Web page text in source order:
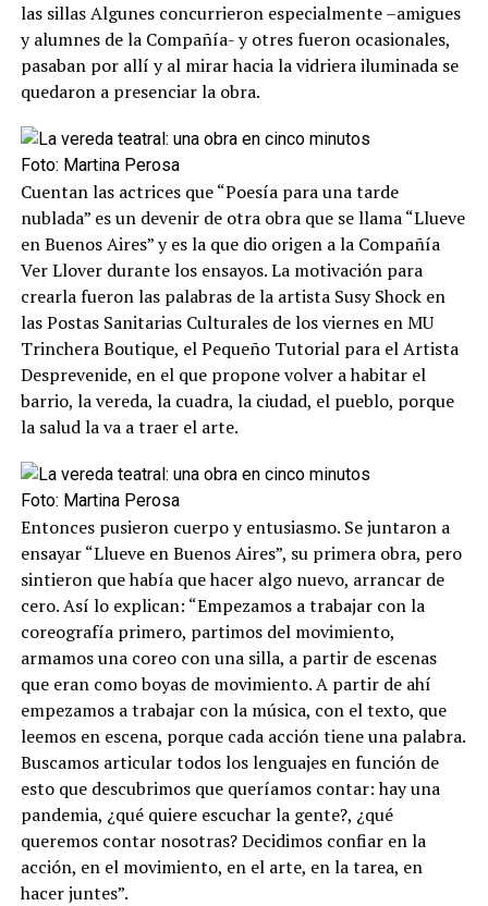
las sillas Algunes concurrieron especialmente –amigues
y alumnes de la Compañía- y otres fueron ocasionales,
pasaban por allí y al mirar hacia la vidriera iluminada se
quedaron a presenciar la obra.
Foto: Martina Perosa
Cuentan las actrices que “Poesía para una tarde
nublada” es un devenir de otra obra que se llama “Llueve
en Buenos Aires” y es la que dio origen a la Compañía
Ver Llover durante los ensayos. La motivación para
crearla fueron las palabras de la artista Susy Shock en
las Postas Sanitarias Culturales de los viernes en MU
Trinchera Boutique, el Pequeño Tutorial para el Artista
Desprevenide, en el que propone volver a habitar el
barrio, la vereda, la cuadra, la ciudad, el pueblo, porque
la salud la va a traer el arte.
Foto: Martina Perosa
Entonces pusieron cuerpo y entusiasmo. Se juntaron a
ensayar “Llueve en Buenos Aires”, su primera obra, pero
sintieron que había que hacer algo nuevo, arrancar de
cero. Así lo explican: “Empezamos a trabajar con la
coreografía primero, partimos del movimiento,
armamos una coreo con una silla, a partir de escenas
que eran como boyas de movimiento. A partir de ahí
empezamos a trabajar con la música, con el texto, que
leemos en escena, porque cada acción tiene una palabra.
Buscamos articular todos los lenguajes en función de
esto que descubrimos que queríamos contar: hay una
pandemia, ¿qué quiere escuchar la gente?, ¿qué
queremos contar nosotras? Decidimos confiar en la
acción, en el movimiento, en el arte, en la tarea, en
hacer juntes”.